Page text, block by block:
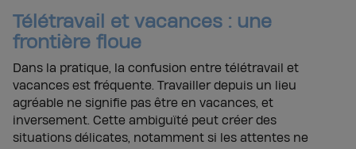
Télétravail et vacances : une
frontière floue
Dans la pratique, la confusion entre télétravail et
vacances est fréquente. Travailler depuis un lieu
agréable ne signifie pas être en vacances, et
inversement. Cette ambiguïté peut créer des
situations délicates, notamment si les attentes ne